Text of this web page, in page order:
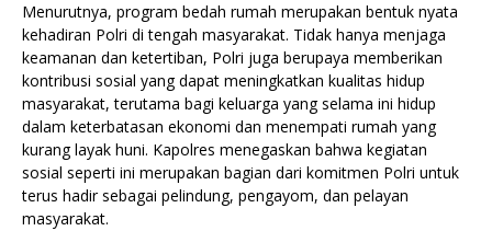
Menurutnya, program bedah rumah merupakan bentuk nyata
kehadiran Polri di tengah masyarakat. Tidak hanya menjaga
keamanan dan ketertiban, Polri juga berupaya memberikan
kontribusi sosial yang dapat meningkatkan kualitas hidup
masyarakat, terutama bagi keluarga yang selama ini hidup
dalam keterbatasan ekonomi dan menempati rumah yang
kurang layak huni. Kapolres menegaskan bahwa kegiatan
sosial seperti ini merupakan bagian dari komitmen Polri untuk
terus hadir sebagai pelindung, pengayom, dan pelayan
masyarakat.